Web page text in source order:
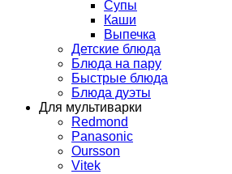
Супы
Каши
Выпечка
Детские блюда
Блюда на пару
Быстрые блюда
Блюда дуэты
Для мультиварки
Redmond
Panasonic
Oursson
Vitek